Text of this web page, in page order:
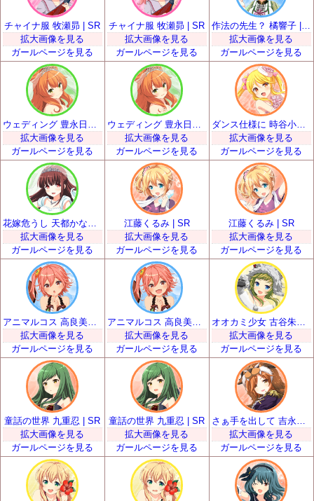
チャイナ服 牧瀬昴 | SR
拡大画像を見る
ガールページを見る
チャイナ服 牧瀬昴 | SR
拡大画像を見る
ガールページを見る
作法の先生？ 橘響子 | SR
拡大画像を見る
ガールページを見る
拡大画像を見る
ガールページを見る
拡大画像を見る
ガールページを見る
ダンス仕様に 時谷小瑠璃 | SR
拡大画像を見る
ガールページを見る
拡大画像を見る
ガールページを見る
江藤くるみ | SR
拡大画像を見る
ガールページを見る
江藤くるみ | SR
拡大画像を見る
ガールページを見る
拡大画像を見る
ガールページを見る
アニマルコス 高良美空 | SR
拡大画像を見る
ガールページを見る
オオカミ少女 古谷朱里 | SR
拡大画像を見る
ガールページを見る
童話の世界 九重忍 | SR
拡大画像を見る
ガールページを見る
童話の世界 九重忍 | SR
拡大画像を見る
ガールページを見る
拡大画像を見る
ガールページを見る